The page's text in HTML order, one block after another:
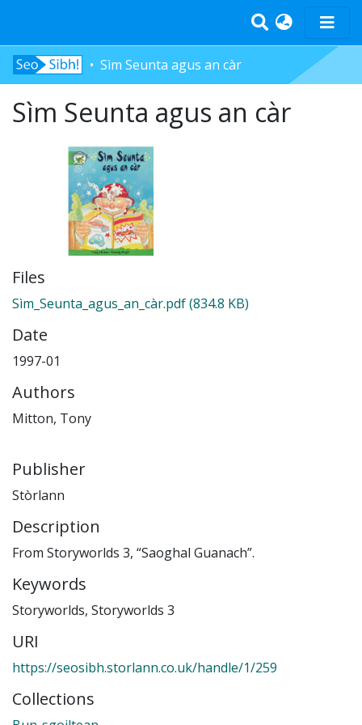
Home
Tràth-ìrean
Àrd-sgoil
Pàrantan
Measgachadh
Sìm Seunta agus an càr
Sìm Seunta agus an càr
Files
Sìm_Seunta_agus_an_càr.pdf(834.8 KB)
Date
1997-01
Authors
Mitton, Tony
Publisher
Stòrlann
Description
From Storyworlds 3, “Saoghal Guanach”.
Keywords
Storyworlds, Storyworlds 3
URI
https://seosibh.storlann.co.uk/handle/1/259
Collections